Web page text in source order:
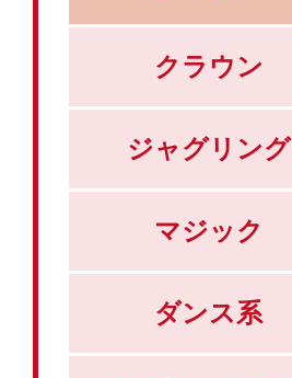
クラウン
ジャグリング
マジック
ダンス系